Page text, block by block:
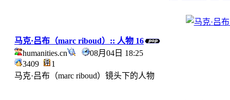
马克·吕布（marc riboud）:: 人物 16
humanities.cn
08月04日 18:25
3409
1
马克·吕布（marc riboud）镜头下的人物